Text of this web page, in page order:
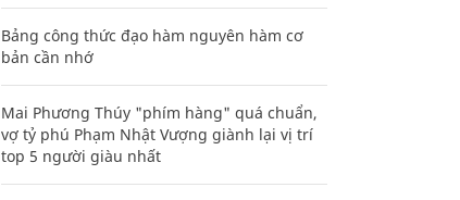
Bảng công thức đạo hàm nguyên hàm cơ
bản cần nhớ
Mai Phương Thúy "phím hàng" quá chuẩn,
vợ tỷ phú Phạm Nhật Vượng giành lại vị trí
top 5 người giàu nhất